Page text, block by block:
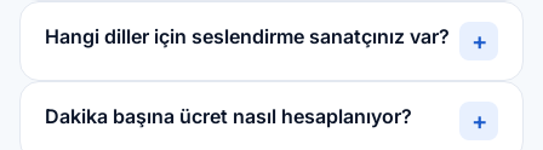
Hangi diller için seslendirme sanatçınız var? +
Dakika başına ücret nasıl hesaplanıyor? +